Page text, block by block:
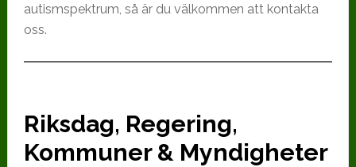
autismspektrum, så är du välkommen att kontakta
oss.
Riksdag, Regering,
Kommuner & Myndigheter